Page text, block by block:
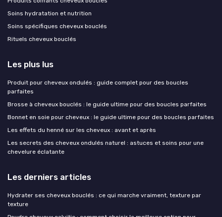
Soins hydratation et nutrition
Soins spécifiques cheveux bouclés
Rituels cheveux bouclés
Les plus lus
Produit pour cheveux ondulés : guide complet pour des boucles
parfaites
Brosse à cheveux bouclés : le guide ultime pour des boucles parfaites
Bonnet en soie pour cheveux : le guide ultime pour des boucles parfaites
Les effets du henné sur les cheveux : avant et après
Les secrets des cheveux ondulés naturel : astuces et soins pour une
chevelure éclatante
Les derniers articles
Hydrater ses cheveux bouclés : ce qui marche vraiment, texture par
texture